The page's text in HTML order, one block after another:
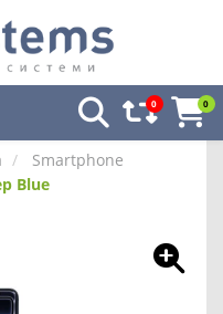
0 0
Smartphone
Blue